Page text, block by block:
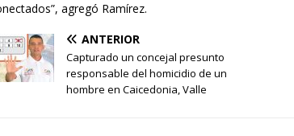
agregó Ramírez.
ANTERIOR
Capturado un concejal presunto
responsable del homicidio de un
hombre en Caicedonia, Valle